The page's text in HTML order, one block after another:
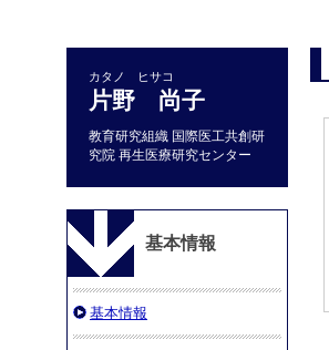
カタノ ヒサコ
片野 尚子
教育研究組織 国際医工共創研
究院 再生医療研究センター
基本情報
基本情報